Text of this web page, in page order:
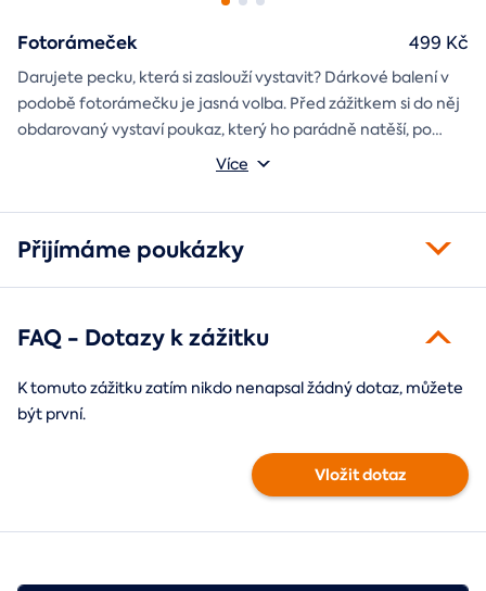
Fotorámeček
Darujete pecku, která si zaslouží vystavit? Dárkové balení v
podobě fotorámečku je jasná volba. Před zážitkem si do něj
obdarovaný vystaví poukaz, který ho parádně natěší, po
absolvování do rámečku poputuje fotka ze zážitku, která při
Můžete vybrat z motivů balónový, tunelový a univerzální
Více
499 Kč
Přijímáme poukázky
FAQ - Dotazy k zážitku
K tomuto zážitku zatím nikdo nenapsal žádný dotaz, můžete
být první.
Vložit dotaz